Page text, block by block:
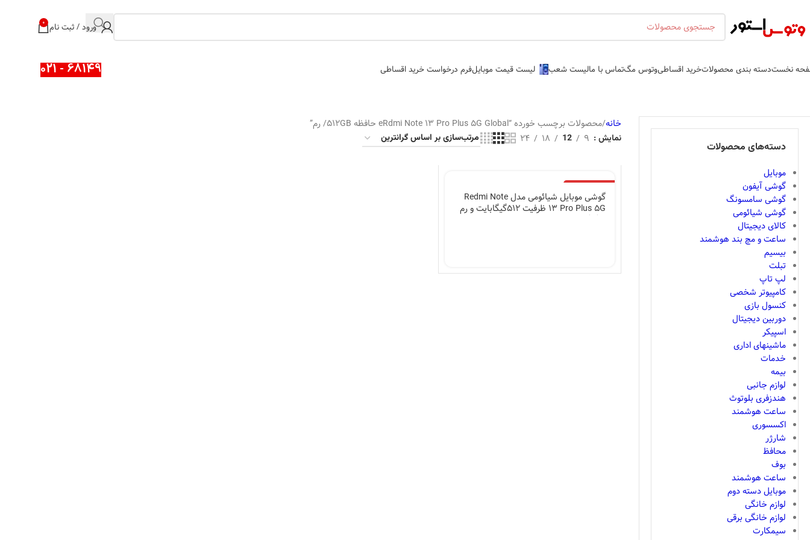
ورود / ثبت نام 0
نخستدسته بندی محصولاتخرید اقساطیوتوس مگتماس با مالیست شعب لیست قیمت موبایلفرم درخواست خرید اقساطی 68149 - 021
دسته‌های محصولات
موبایل
گوشی آیفون
گوشی سامسونگ
گوشی شیائومی
کالای دیجیتال
ساعت و مچ بند هوشمند
بیسیم
تبلت
لپ تاپ
کامپیوتر شخصی
کنسول بازی
دوربین دیجیتال
اسپیکر
ماشینهای اداری
خدمات
بیمه
لوازم جانبی
هندزفری بلوتوث
ساعت هوشمند
اکسسوری
شارژر
محافظ
بوف
ساعت هوشمند
موبایل دسته دوم
لوازم خانگی
لوازم خانگی برقی
سیمکارت
خانه محصولات برچسب خورده “eRdmi Note 13 Pro Plus 5G Global حافظه 512GB/ رم”
نمایش 9
12
18
24
گوشی موبایل شیائومی مدل Redmi Note
13 Pro Plus 5G ظرفیت 512گیگابایت و رم